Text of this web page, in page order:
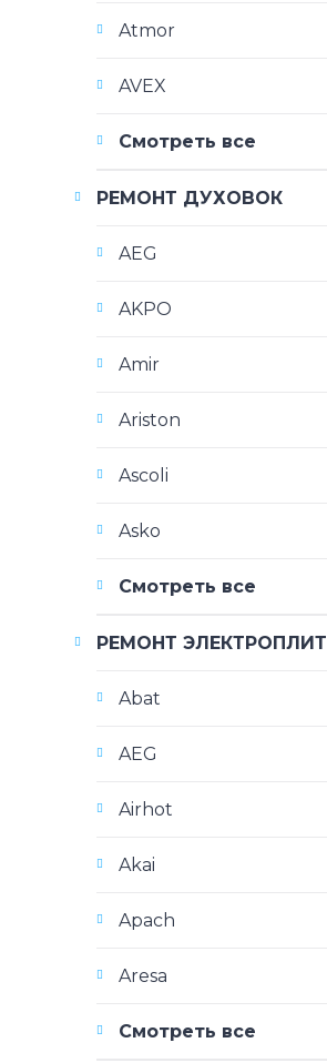
Atmor
AVEX
Смотреть все
РЕМОНТ ДУХОВОК
AEG
AKPO
Amir
Ariston
Ascoli
Asko
Смотреть все
РЕМОНТ ЭЛЕКТРОПЛИТ
Abat
AEG
Airhot
Akai
Apach
Aresa
Смотреть все